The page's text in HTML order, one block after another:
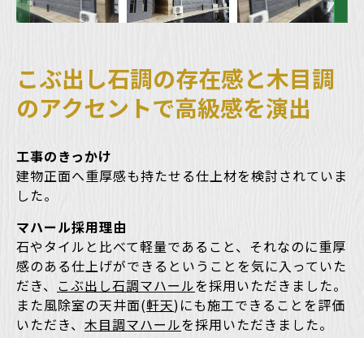
こぶ出し石調の存在感と木目調
のアクセントで高級感を演出
工事のきっかけ
建物正面へ重厚感も持たせる仕上材を検討されていま
した。
マハール採用理由
石やタイルと比べて軽量であること、それなのに重厚
感のある仕上げができるということを気に入っていた
だき、 こぶ出し石調マハールを採用いただきました。
また風除室の天井面(軒天)にも施工できることを評価
いただき、 木目調マハールを採用いただきました。